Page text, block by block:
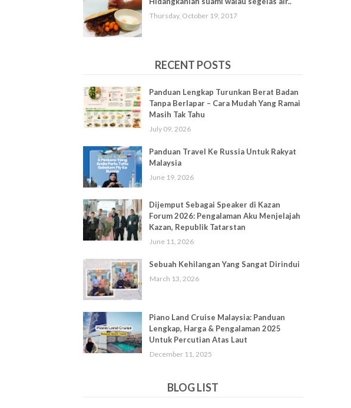
Thursday, October 19, 2017
RECENT POSTS
Panduan Lengkap Turunkan Berat Badan
Tanpa Berlapar – Cara Mudah Yang Ramai
Masih Tak Tahu
July 09, 2026
Panduan Travel Ke Russia Untuk Rakyat
Malaysia
June 19, 2026
Dijemput Sebagai Speaker di Kazan
Forum 2026: Pengalaman Aku Menjelajah
Kazan, Republik Tatarstan
June 11, 2026
Sebuah Kehilangan Yang Sangat Dirindui
March 13, 2026
Piano Land Cruise Malaysia: Panduan
Lengkap, Harga & Pengalaman 2025
Untuk Percutian Atas Laut
December 11, 2025
BLOG LIST